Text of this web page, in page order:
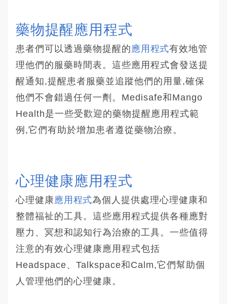
藥物提醒應用程式
患者們可以透過藥物提醒的 應用程式有效地管
理他們的服藥時間表。這些應用程式會發送提
醒通知,提醒患者服藥並追蹤他們的用量,確保
他們不會錯過任何一劑。Medisafe和Mango
Health是一些受歡迎的藥物提醒應用程式範
例,它們有助於增加患者遵從藥物治療。
心理健康應用程式
心理健康 應用程式為個人提供處理心理健康和
整體福祉的工具。這些應用程式提供各種應對
壓力、冥想和認知行為治療的工具。一些值得
注意的有效心理健康應用程式包括
Headspace、Talkspace和Calm,它們幫助個
人管理他們的心理健康。